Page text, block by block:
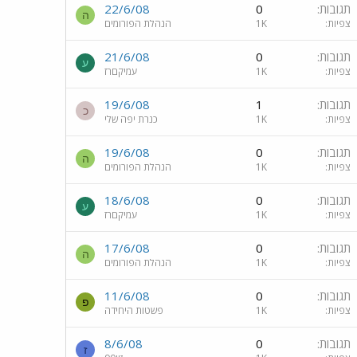
תגובות 0
צפיות 1K
22/6/08
הנהלת הפורומים
ה
תגובות 0
צפיות 1K
21/6/08
עמיקםרז
ע
תגובות 1
צפיות 1K
19/6/08
כנרת יפה שלי
כ
תגובות 0
צפיות 1K
19/6/08
הנהלת הפורומים
ה
תגובות 0
צפיות 1K
18/6/08
עמיקםרז
ע
תגובות 0
צפיות 1K
17/6/08
הנהלת הפורומים
ה
תגובות 0
צפיות 1K
11/6/08
פשטות היחידה
פ
תגובות 0
8/6/08 ז